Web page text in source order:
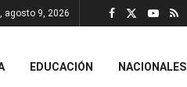
agosto 9, 2026
EDUCACIÓN NACIONALES